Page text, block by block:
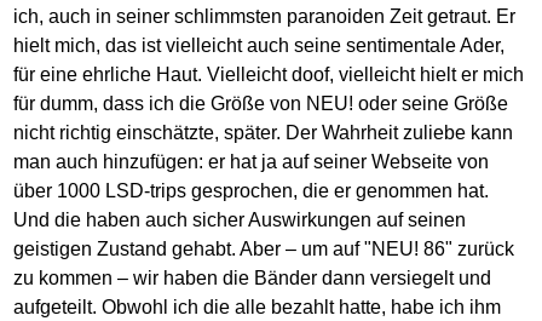
ich, auch in seiner schlimmsten paranoiden Zeit getraut. Er
hielt mich, das ist vielleicht auch seine sentimentale Ader,
für eine ehrliche Haut. Vielleicht doof, vielleicht hielt er mich
für dumm, dass ich die Größe von NEU! oder seine Größe
nicht richtig einschätzte, später. Der Wahrheit zuliebe kann
man auch hinzufügen: er hat ja auf seiner Webseite von
über 1000 LSD-trips gesprochen, die er genommen hat.
Und die haben auch sicher Auswirkungen auf seinen
geistigen Zustand gehabt. Aber – um auf "NEU! 86" zurück
zu kommen – wir haben die Bänder dann versiegelt und
aufgeteilt. Obwohl ich die alle bezahlt hatte, habe ich ihm